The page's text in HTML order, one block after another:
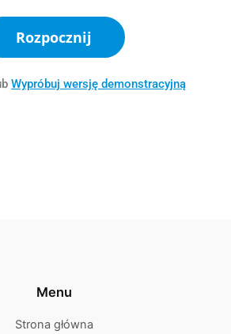
Rozpocznij
Wypróbuj wersję demonstracyjną
Menu
Strona główna